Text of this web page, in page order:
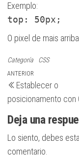
Exemplo:
top: 50px;
O pixel de mais
Categoría CSS
Navegación
de
entradas
Entrada
anterior
ANTERIOR
Establecer o
posicionamento con
Deja una
Lo siento, debes
comentario.